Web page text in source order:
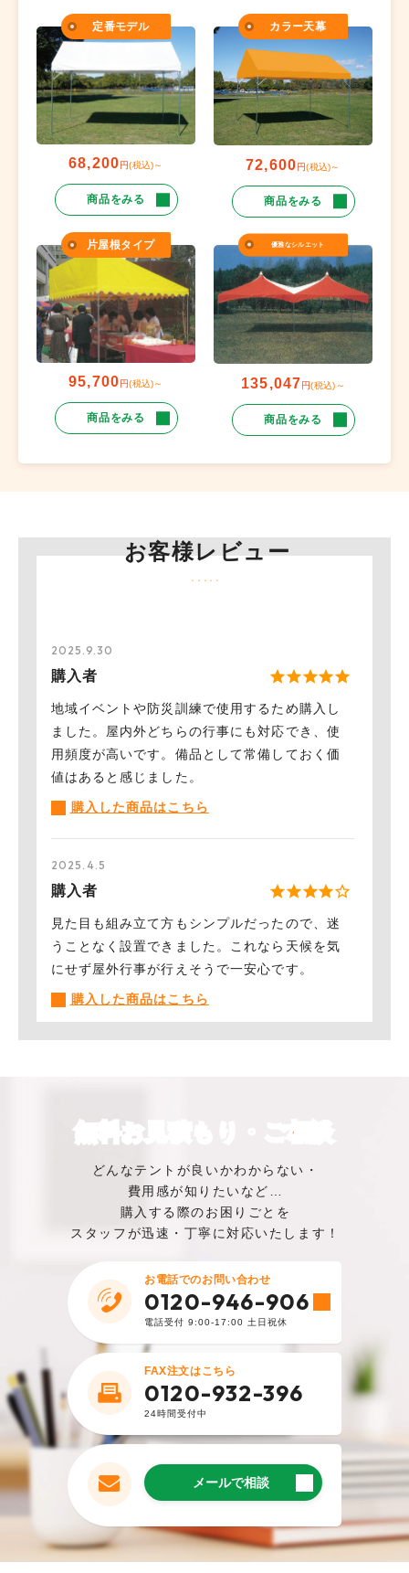
定番モデル
68,200円(税込)～
商品をみる
カラー天幕
72,600円(税込)～
商品をみる
片屋根タイプ
95,700円(税込)～
商品をみる
優雅なシルエット
135,047円(税込)～
商品をみる
お客様レビュー
2025.9.30
購入者
地域イベントや防災訓練で使用するため購入し
ました。屋内外どちらの行事にも対応でき、使
用頻度が高いです。備品として常備しておく価
値はあると感じました。
︎購入した商品はこちら
2025.4.5
購入者
見た目も組み立て方もシンプルだったので、迷
うことなく設置できました。これなら天候を気
にせず屋外行事が行えそうで一安心です。
︎購入した商品はこちら
かったので、かわいい色のテントを購入しまし
たが、すごくきれいな色で驚きました。簡単に
は破れなさそうなので安心です。
︎購入した商品はこちら
2024.6.20
購入者
種類が豊富なので、どのタイプのテントを購入
するか迷いましたが、ワンタッチ式のものにし
て正解でした。今まで持っていたテントは非常
に重かったので、軽いものに変えることができ
て満足しています。
︎購入した商品はこちら
2023.12.22
購入者
無料お見積もり・ご相談
どんなテントが良いかわからない・
費用感が知りたいなど…
購入する際のお困りごとを
スタッフが迅速・丁寧に対応いたします！
お電話でのお問い合わせ
0120-946-906
電話受付 9:00-17:00 土日祝休
FAX注文はこちら
0120-932-396
24時間受付中
メールで相談